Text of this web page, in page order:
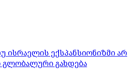
ისრაელის ექსპანსიონიზმი არ
გლობალური გახდება